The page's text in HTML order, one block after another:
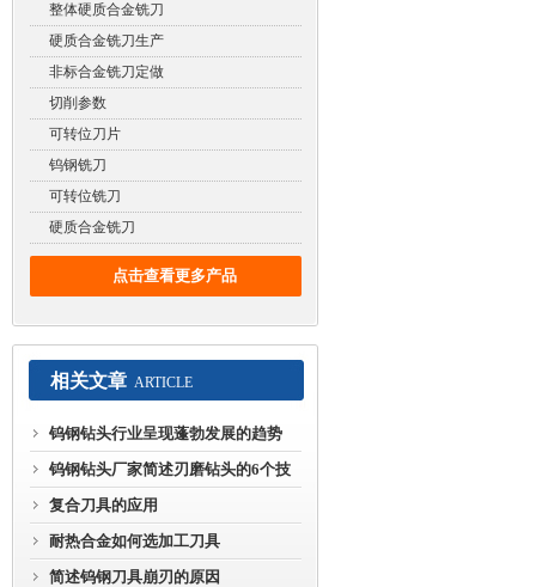
整体硬质合金铣刀
硬质合金铣刀生产
非标合金铣刀定做
切削参数
可转位刀片
钨钢铣刀
可转位铣刀
硬质合金铣刀
点击查看更多产品
相关文章 ARTICLE
钨钢钻头行业呈现蓬勃发展的趋势
钨钢钻头厂家简述刃磨钻头的6个技
巧
复合刀具的应用
耐热合金如何选加工刀具
简述钨钢刀具崩刃的原因